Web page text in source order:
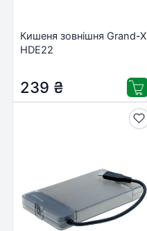
Кишеня зовнішня Grand-X
HDE22
239 ₴